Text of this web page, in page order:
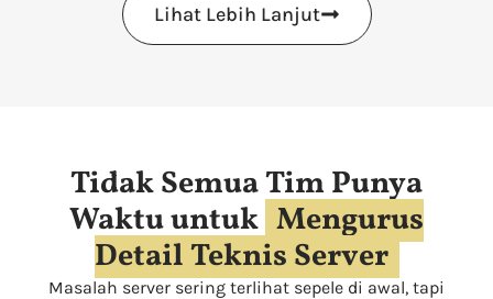
Lihat Lebih Lanjut
Tidak Semua Tim Punya
Waktu untuk Mengurus
Detail Teknis Server
Masalah server sering terlihat sepele di awal, tapi